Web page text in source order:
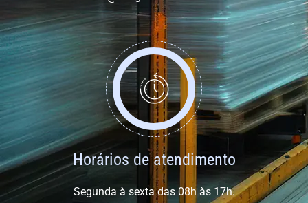
Horários de atendimento
Segunda à sexta das 08h às 17h.